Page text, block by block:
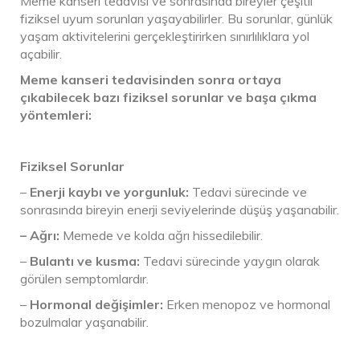
fiziksel uyum sorunları yaşayabilirler. Bu sorunlar, günlük
yaşam aktivitelerini gerçekleştirirken sınırlılıklara yol
açabilir.
Meme kanseri tedavisinden sonra ortaya
çıkabilecek bazı fiziksel sorunlar ve başa çıkma
yöntemleri:
Fiziksel Sorunlar
– Enerji kaybı ve yorgunluk: Tedavi sürecinde ve
sonrasında bireyin enerji seviyelerinde düşüş yaşanabilir.
– Ağrı: Memede ve kolda ağrı hissedilebilir.
– Bulantı ve kusma: Tedavi sürecinde yaygın olarak
görülen semptomlardır.
– Hormonal değişimler: Erken menopoz ve hormonal
bozulmalar yaşanabilir.